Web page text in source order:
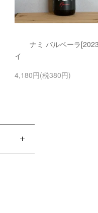
ナミ バルベーラ
イ
4,180円(税380円)